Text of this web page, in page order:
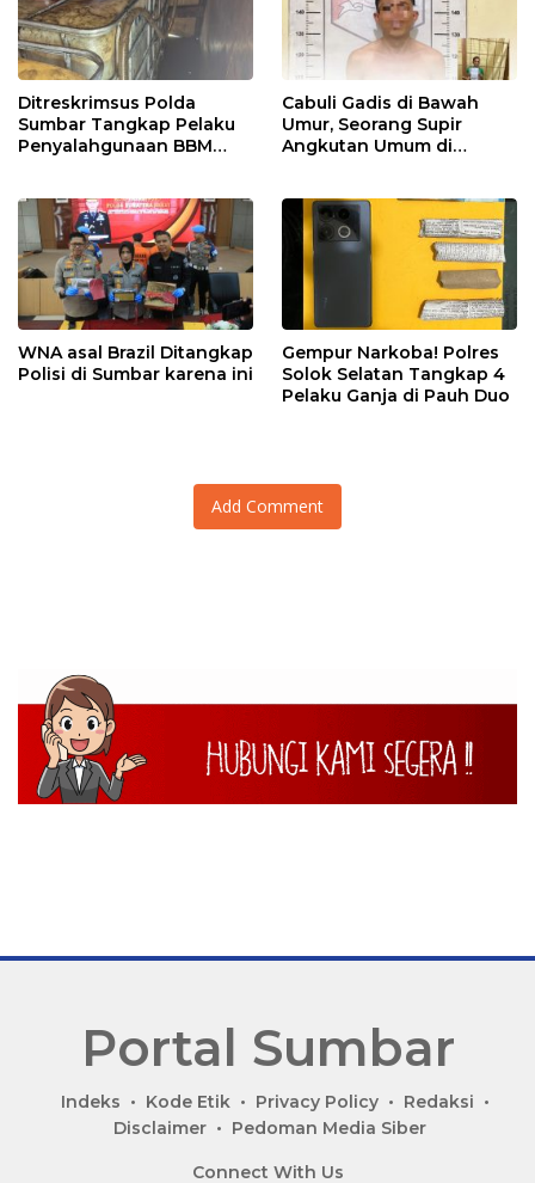
Ditreskrimsus Polda
Sumbar Tangkap Pelaku
Penyalahgunaan BBM
Cabuli Gadis di Bawah
Umur, Seorang Supir
Angkutan Umum di
WNA asal Brazil Ditangkap
Polisi di Sumbar karena ini
Gempur Narkoba! Polres
Solok Selatan Tangkap 4
Pelaku Ganja di Pauh Duo
Add Comment
Portal Sumbar
Indeks Kode Etik Privacy Policy
Redaksi
Disclaimer
Pedoman Media Siber
Connect With Us